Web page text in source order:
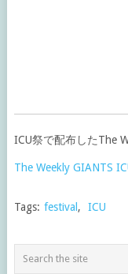
ICU祭で配布したThe
The Weekly GIANTS
Tags: festival , ICU